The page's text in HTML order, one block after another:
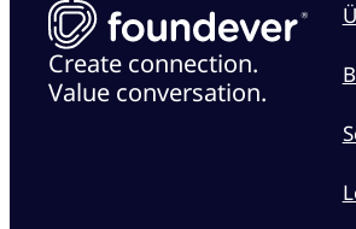
Create connection.
Value conversation.